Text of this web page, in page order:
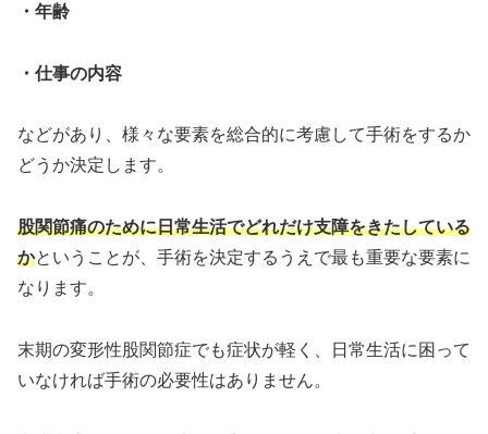
・年齢
・仕事の内容
などがあり、様々な要素を総合的に考慮して手術をするか
どうか決定します。
股関節痛のために日常生活でどれだけ支障をきたしている
かということが、手術を決定するうえで最も重要な要素に
なります。
末期の変形性股関節症でも症状が軽く、日常生活に困って
いなければ手術の必要性はありません。